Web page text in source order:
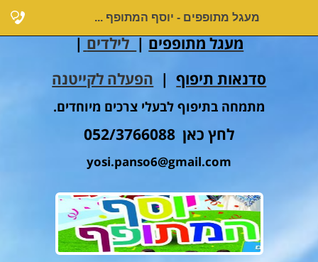
מעגל מתופפים - יוסף המתופף ...
מעגל מתופפים | לילדים |
סדנאות תיפוף| הפעלה לקייטנה
מתמחה בתיפוף לבעלי צרכים מיוחדים.
לחץ כאן 052/3766088
yosi.panso6@gmail.com